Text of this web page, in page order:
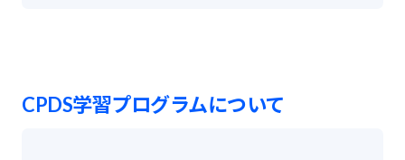
CPDS学習プログラムについて